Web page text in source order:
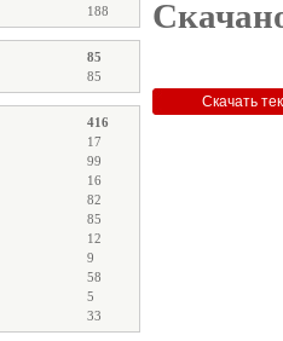
188
85
85
416
17
99
16
82
85
12
9
58
5
33